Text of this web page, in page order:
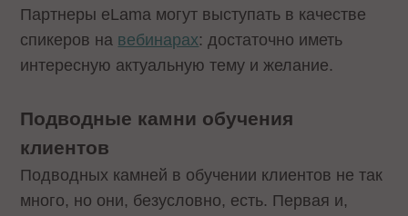
Партнеры eLama могут выступать в качестве
спикеров на вебинарах: достаточно иметь
интересную актуальную тему и желание.
Подводные камни обучения
клиентов
Подводных камней в обучении клиентов не так
много, но они, безусловно, есть. Первая и,